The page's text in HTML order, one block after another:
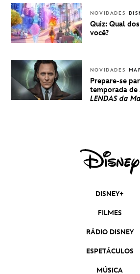
NOVIDADES
Quiz: Qual dos
você?
NOVIDADES
Prepare-se
temporada de
LENDAS da
DISNEY+
FILMES
RÁDIO DISNEY
ESPETÁCULOS
MÚSICA